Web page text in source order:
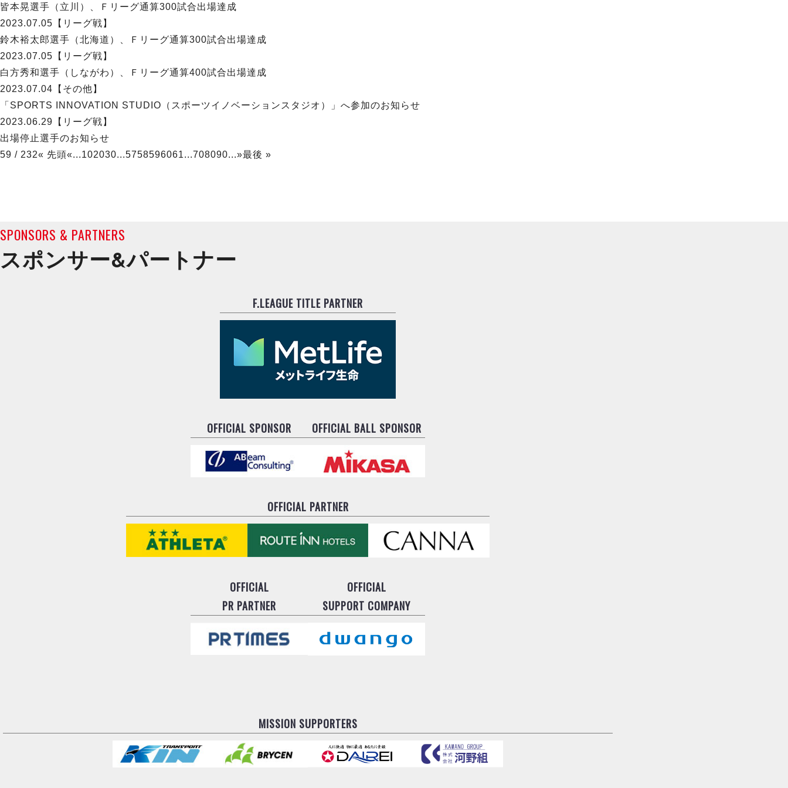
皆本晃選手（立川）、Ｆリーグ通算300試合出場達成
2023.07.05 【リーグ戦】
鈴木裕太郎選手（北海道）、Ｆリーグ通算300試合出場達成
2023.07.05 【リーグ戦】
白方秀和選手（しながわ）、Ｆリーグ通算400試合出場達成
2023.07.04 【その他】
「SPORTS INNOVATION STUDIO（スポーツイノベーションスタジオ）」へ参加のお知らせ
2023.06.29 【リーグ戦】
出場停止選手のお知らせ
59 / 232« 先頭«...102030...5758596061...708090...»最後 »
SPONSORS & PARTNERS
スポンサー&パートナー
F.LEAGUE TITLE PARTNER
OFFICIAL SPONSOR OFFICIAL BALL SPONSOR
OFFICIAL PARTNER
OFFICIAL
PR PARTNER
OFFICIAL
SUPPORT COMPANY
MISSION SUPPORTERS